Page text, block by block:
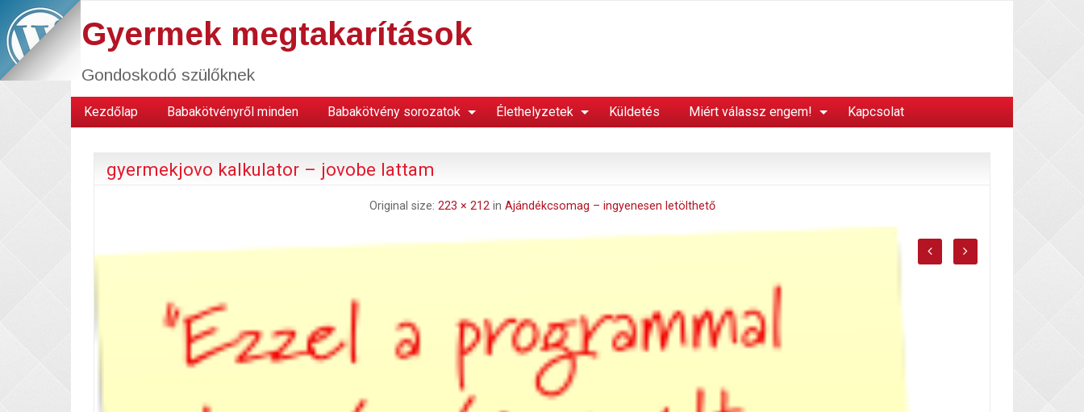
Gyermek megtakarítások
Gondoskodó szülőknek
Kezdőlap Babakötvényről minden Babakötvény sorozatok Élethelyzetek Küldetés Miért válassz engem! Kapcsolat
gyermekjovo kalkulator – jovobe lattam
Original size: 223 × 212in Ajándékcsomag – ingyenesen letölthető